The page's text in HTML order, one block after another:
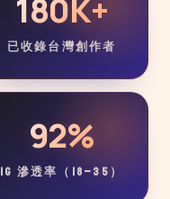
180K+
已收錄台灣創作者
92%
IG 滲透率（18–35）